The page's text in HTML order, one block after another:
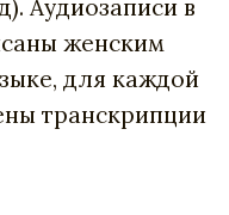
Аудиозаписи в
женским
для каждой
транскрипции